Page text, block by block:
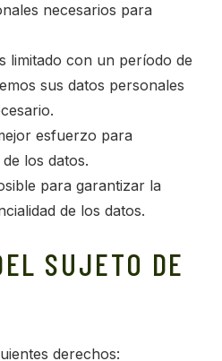
necesarios para
limitado con un período de
sus datos personales
esfuerzo para
los datos.
para garantizar la
de los datos.
SUJETO DE
derechos: